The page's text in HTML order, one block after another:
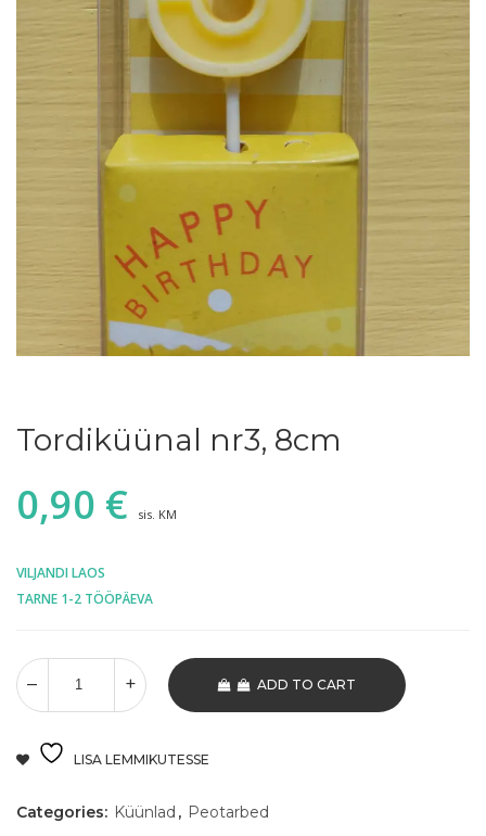
Tordiküünal nr3, 8cm
0,90 € sis. KM
VILJANDI LAOS
TARNE 1-2 TÖÖPÄEVA
ADD TO CART
LISA LEMMIKUTESSE
Categories: Küünlad , Peotarbed